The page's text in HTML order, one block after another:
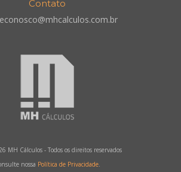
Contato
MH Cálculos - Todos os direitos reservados
nossa Política de Privacidade.